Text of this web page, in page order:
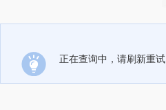
正在查询中，请刷新重试